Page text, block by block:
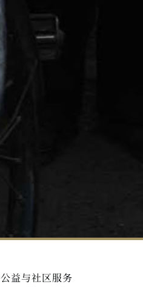
公益与社区服务